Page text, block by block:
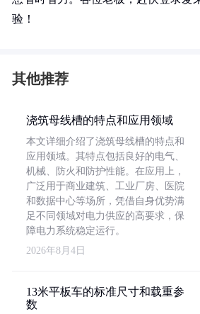
验！
其他推荐
浇筑母线槽的特点和应用领域
本文详细介绍了浇筑母线槽的特点和
应用领域。其特点包括良好的电气、
机械、防火和防护性能。在应用上，
广泛用于商业建筑、工业厂房、医院
和数据中心等场所，凭借自身优势满
足不同领域对电力供应的高要求，保
障电力系统稳定运行。
2026年8月4日
13米平板车的标准尺寸和载重参
数